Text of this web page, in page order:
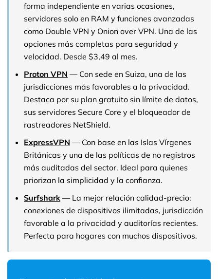
forma independiente en varias ocasiones,
servidores solo en RAM y funciones avanzadas
como Double VPN y Onion over VPN. Una de las
opciones más completas para seguridad y
velocidad. Desde $3,49 al mes.
Proton VPN — Con sede en Suiza, una de las
jurisdicciones más favorables a la privacidad.
Destaca por su plan gratuito sin límite de datos,
sus servidores Secure Core y el bloqueador de
rastreadores NetShield.
ExpressVPN — Con base en las Islas Vírgenes
Británicas y una de las políticas de no registros
más auditadas del sector. Ideal para quienes
priorizan la simplicidad y la confianza.
Surfshark — La mejor relación calidad-precio:
conexiones de dispositivos ilimitadas, jurisdicción
favorable a la privacidad y auditorías recientes.
Perfecta para hogares con muchos dispositivos.